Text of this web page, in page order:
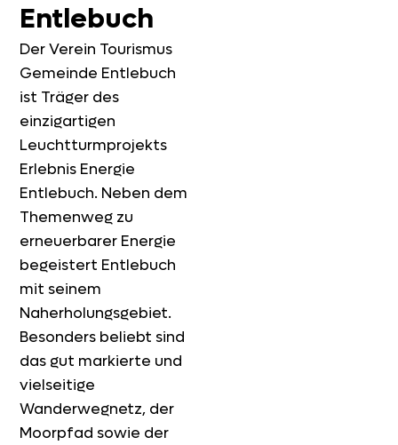
Entlebuch
Der Verein Tourismus
Gemeinde Entlebuch
ist Träger des
einzigartigen
Leuchtturmprojekts
Erlebnis Energie
Entlebuch. Neben dem
Themenweg zu
erneuerbarer Energie
begeistert Entlebuch
mit seinem
Naherholungsgebiet.
Besonders beliebt sind
das gut markierte und
vielseitige
Wanderwegnetz, der
Moorpfad sowie der